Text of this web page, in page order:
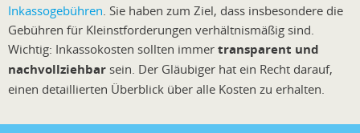
Inkassogebühren . Sie haben zum Ziel, dass insbesondere die
Gebühren für Kleinstforderungen verhältnismäßig sind.
Wichtig: Inkassokosten sollten immer transparent und
nachvollziehbar sein. Der Gläubiger hat ein Recht darauf,
einen detaillierten Überblick über alle Kosten zu erhalten.